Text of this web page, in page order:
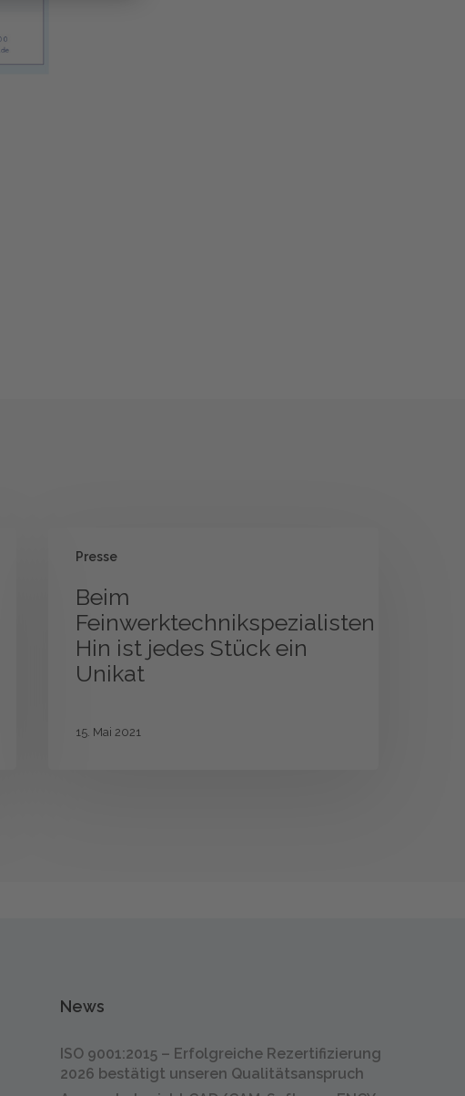
Presse
Feinwerktechnikspezialisten
jedes
Stück
Beim
Feinwerktechnikspezialisten
Hin ist jedes Stück ein
Unikat
15. Mai 2021
News
ISO
9001:2015
–
ISO 9001:2015 – Erfolgreiche Rezertifizierung
2026 bestätigt unseren Qualitätsanspruch